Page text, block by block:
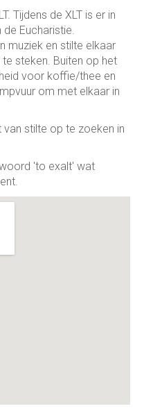
Tijdens de XLT is er in
Eucharistie.
muziek en stilte elkaar
steken. Buiten op het
voor koffie/thee en
om met elkaar in
stilte op te zoeken in
'to exalt' wat